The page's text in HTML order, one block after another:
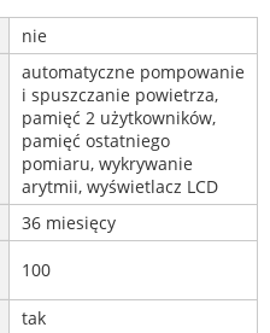
nie
automatyczne pompowanie
i spuszczanie powietrza,
pamięć 2 użytkowników,
pamięć ostatniego
pomiaru, wykrywanie
arytmii, wyświetlacz LCD
36 miesięcy
100
tak